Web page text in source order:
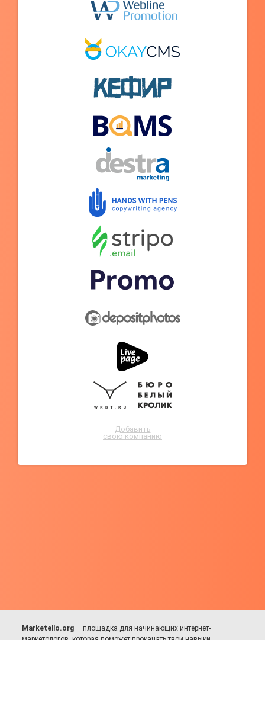
Добавить
свою компанию
Marketello.org — площадка для начинающих интернет-
маркетологов, которая поможет прокачать твои навыки.